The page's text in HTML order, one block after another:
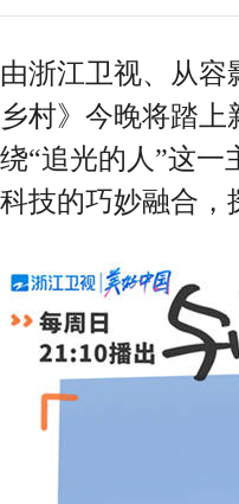
由浙江卫视、从
乡村》今晚将踏
绕“追光的人”这
科技的巧妙融合，